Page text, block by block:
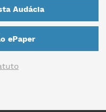
Audácia
ePaper